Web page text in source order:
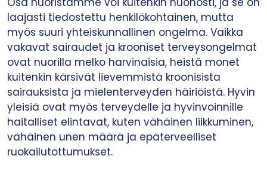
laajasti tiedostettu henkilökohtainen, mutta
myös suuri yhteiskunnallinen ongelma. Vaikka
vakavat sairaudet ja krooniset terveysongelmat
ovat nuorilla melko harvinaisia, heistä monet
kuitenkin kärsivät lievemmistä kroonisista
sairauksista ja mielenterveyden häiriöistä. Hyvin
yleisiä ovat myös terveydelle ja hyvinvoinnille
haitalliset elintavat, kuten vähäinen liikkuminen,
vähäinen unen määrä ja epäterveelliset
ruokailutottumukset.